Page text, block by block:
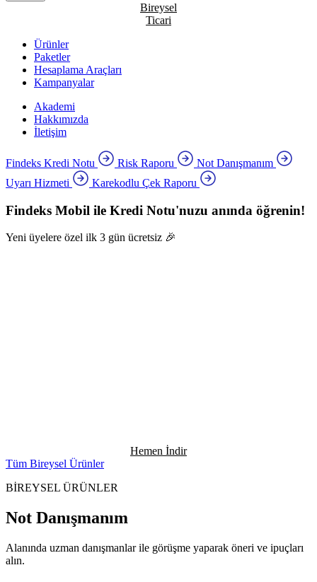
Bireysel
Ticari
Ürünler
Paketler
Hesaplama Araçları
Kampanyalar
Akademi
Hakkımızda
İletişim
Findeks Kredi Notu Risk Raporu
Not Danışmanım
Uyarı Hizmeti
Karekodlu Çek Raporu
Findeks Mobil ile Kredi Notu'nuzu anında öğrenin!
Yeni üyelere özel ilk 3 gün ücretsiz 🎉
Hemen İndir
Tüm Bireysel Ürünler
BİREYSEL ÜRÜNLER
Not Danışmanım
Alanında uzman danışmanlar ile görüşme yaparak öneri ve ipuçları
alın.